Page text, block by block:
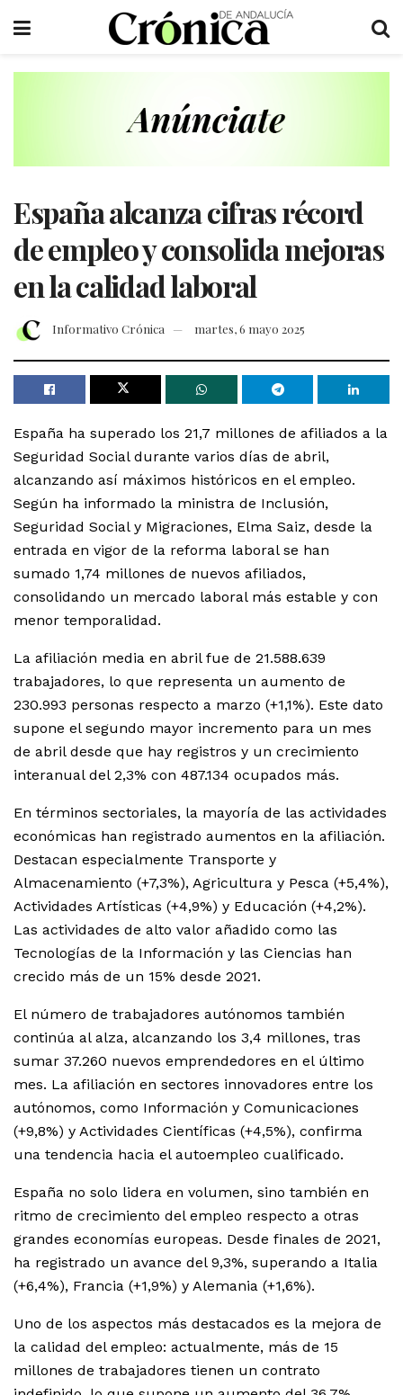
España alcanza cifras récord
de empleo y consolida mejoras
en la calidad laboral
Informativo Crónica martes, 6 mayo 2025
España ha superado los 21,7 millones de afiliados a la
Seguridad Social durante varios días de abril,
alcanzando así máximos históricos en el empleo.
Según ha informado la ministra de Inclusión,
Seguridad Social y Migraciones, Elma Saiz, desde la
entrada en vigor de la reforma laboral se han
sumado 1,74 millones de nuevos afiliados,
consolidando un mercado laboral más estable y con
menor temporalidad.
La afiliación media en abril fue de 21.588.639
trabajadores, lo que representa un aumento de
230.993 personas respecto a marzo (+1,1%). Este dato
supone el segundo mayor incremento para un mes
de abril desde que hay registros y un crecimiento
interanual del 2,3% con 487.134 ocupados más.
En términos sectoriales, la mayoría de las actividades
económicas han registrado aumentos en la afiliación.
Destacan especialmente Transporte y
Almacenamiento (+7,3%), Agricultura y Pesca (+5,4%),
Actividades Artísticas (+4,9%) y Educación (+4,2%).
Las actividades de alto valor añadido como las
Tecnologías de la Información y las Ciencias han
crecido más de un 15% desde 2021.
El número de trabajadores autónomos también
continúa al alza, alcanzando los 3,4 millones, tras
sumar 37.260 nuevos emprendedores en el último
mes. La afiliación en sectores innovadores entre los
autónomos, como Información y Comunicaciones
(+9,8%) y Actividades Científicas (+4,5%), confirma
una tendencia hacia el autoempleo cualificado.
España no solo lidera en volumen, sino también en
ritmo de crecimiento del empleo respecto a otras
grandes economías europeas. Desde finales de 2021,
ha registrado un avance del 9,3%, superando a Italia
(+6,4%), Francia (+1,9%) y Alemania (+1,6%).
Uno de los aspectos más destacados es la mejora de
la calidad del empleo: actualmente, más de 15
millones de trabajadores tienen un contrato